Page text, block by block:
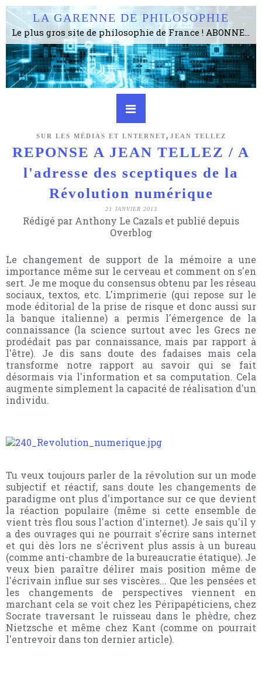
LA GARENNE DE PHILOSOPHIE
Le plus gros site de philosophie de France ! ABONNEZ-VOUS ! 4115 Articles, 1634 abonné·e·s, depuis 2006 . . . . . . . . 2 852 214 pages vues jusqu'à présent. Prestance et être apte à un plus grand nombre de choses.
SUR LES MÉDIAS ET LNTERNET , JEAN TELLEZ
REPONSE A JEAN TELLEZ / A
l'adresse des sceptiques de la
Révolution numérique
21 JANVIER 2013
Rédigé par Anthony Le Cazals et publié depuis
Overblog
Le changement de support de la mémoire a une
importance même sur le cerveau et comment on s'en
sert. Je me moque du consensus obtenu par les réseau
sociaux, textos, etc. L'imprimerie (qui repose sur le
mode éditorial de la prise de risque et donc aussi sur
la banque italienne) a permis l'émergence de la
connaissance (la science surtout avec les Grecs ne
prodédait pas par connaissance, mais par rapport à
l'être). Je dis sans doute des fadaises mais cela
transforme notre rapport au savoir qui se fait
désormais via l'information et sa computation. Cela
augmente simplement la capacité de réalisation d'un
individu.
Tu veux toujours parler de la révolution sur un mode
subjectif et réactif, sans doute les changements de
paradigme ont plus d'importance sur ce que devient
la réaction populaire (même si cette ensemble de
vient très flou sous l'action d'internet). Je sais qu'il y
a des ouvrages qui ne pourrait s'écrire sans internet
et qui dès lors ne s'écrivent plus assis à un bureau
(comme anti-chambre de la bureaucratie étatique). Je
veux bien paraître délirer mais position même de
l'écrivain influe sur ses viscères... Que les pensées et
les changements de perspectives viennent en
marchant cela se voit chez les Péripapéticiens, chez
Socrate traversant le ruisseau dans le phèdre, chez
Nietzsche et même chez Kant (comme on pourrait
l'entrevoir dans ton dernier article).